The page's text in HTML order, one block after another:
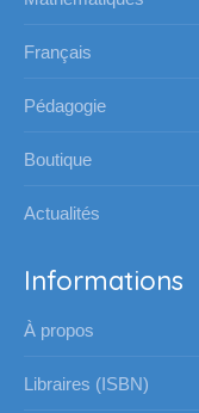
une
fenêtre
une
fenêtre
Français
Pédagogie
Boutique
Actualités
Informations
À propos
Libraires (ISBN)